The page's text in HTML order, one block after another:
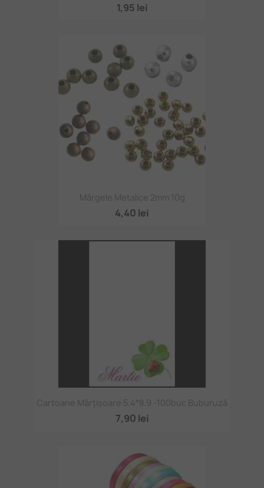
1,95 lei
Mărgele Metalice 2mm 10g
4,40 lei
Cartoane Mărțișoare 5.4*8.9 -100buc Buburuză
7,90 lei